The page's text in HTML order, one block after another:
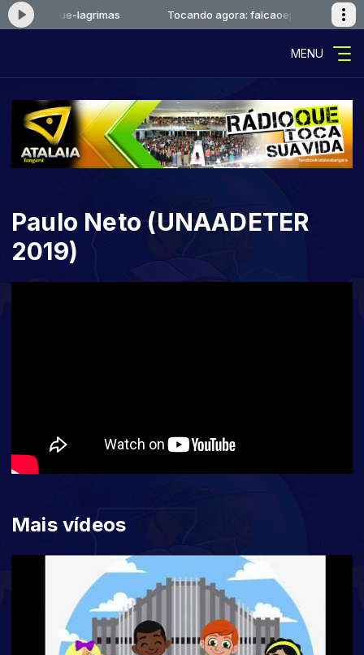
lagrimas Tocando agora: falcaoejosue-lagrimas
MENU
Paulo Neto (UNAADETER
2019)
Mais vídeos